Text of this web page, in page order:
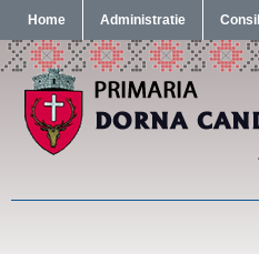
Home Administratie